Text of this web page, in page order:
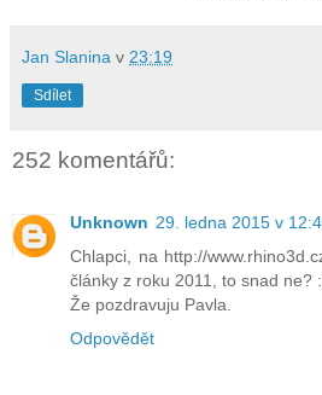
Jan Slanina v 23:19
Sdílet
252 komentářů:
Unknown 29. ledna 2015 v
Chlapci, na http://
články z roku 2011, to snad ne?
Že pozdravuju Pavla.
Odpovědět